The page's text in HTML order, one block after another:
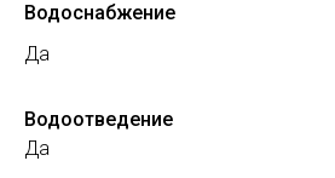
Водоснабжение
Да
Водоотведение
Да